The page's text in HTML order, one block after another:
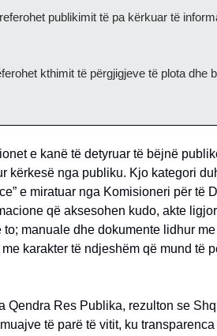
publikimit të pa kërkuar të
kthimit të përgjigjeve të plota dhe
e kanë të detyruar të bëjnë
kërkesë nga publiku. Kjo kategori
e miratuar nga Komisioneri për të
që aksesohen kudo, akte
manuale dhe dokumente lidhur
karakter të ndjeshëm që mund të
Qendra Res Publika, rezulton se
të parë të vitit, ku